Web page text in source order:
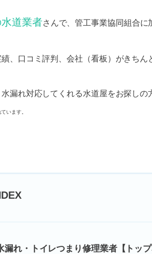
道業者さんで、管工事業協同組合に
、口コミ評判、会社（看板）がきちん
漏れ対応してくれる水道屋をお探しの
います。
漏れ・トイレつまり修理業者【トップ